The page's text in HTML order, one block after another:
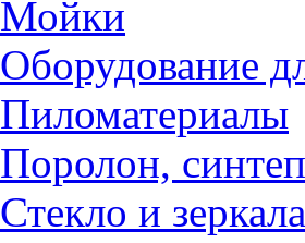
Мойки
Оборудование
Пиломатериалы
Поролон,
Стекло и зеркала